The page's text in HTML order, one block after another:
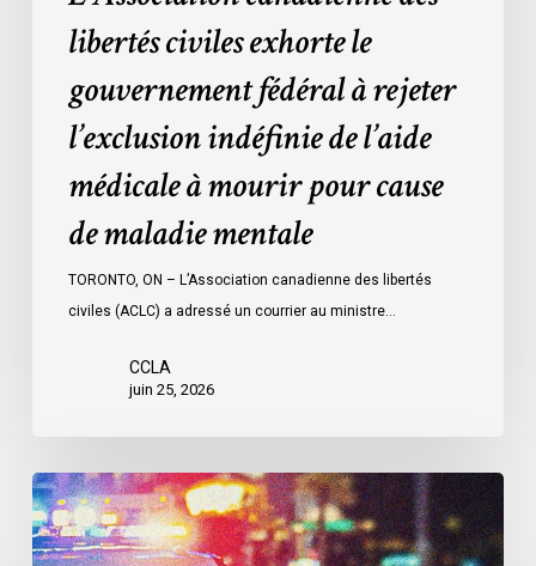
l’aide
médicale
mourir
cause
maladie
mentale
libertés civiles exhorte le
gouvernement fédéral à rejeter
l’exclusion indéfinie de l’aide
médicale à mourir pour cause
de maladie mentale
TORONTO, ON – L’Association canadienne des libertés
civiles (ACLC) a adressé un courrier au ministre…
CCLA
juin 25, 2026
Appels
en
faveur